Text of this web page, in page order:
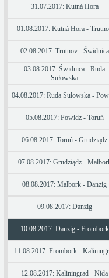
31.07.2017: Kutná Hora
01.08.2017: Kutná Hora -
02.08.2017: Trutnov - Świdnica
03.08.2017: Świdnica - Ruda
Sułowska
04.08.2017: Ruda Sułowska -
05.08.2017: Powidz - Toruń
06.08.2017: Toruń - Grudziądz
07.08.2017: Grudziądz -
08.08.2017: Malbork - Danzig
09.08.2017: Danzig
10.08.2017: Danzig - Frombork
11.08.2017: Frombork -
12.08.2017: Kaliningrad - Nida